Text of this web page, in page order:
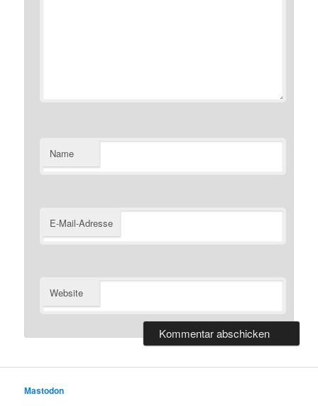
Name
E-Mail-Adresse
Website
Mastodon